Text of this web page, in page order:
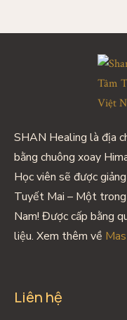
SHAN Healing là địa
bằng chuông xoay
Học viên sẽ được
Tuyết Mai – Một
Nam! Được cấp bằng
liệu. Xem thêm về
Liên hệ